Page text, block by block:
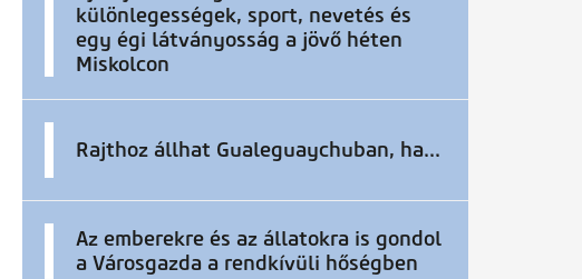
különlegességek, sport, nevetés és
egy égi látványosság a jövő héten
Miskolcon
Rajthoz állhat Gualeguaychuban, ha...
Az emberekre és az állatokra is gondol
a Városgazda a rendkívüli hőségben